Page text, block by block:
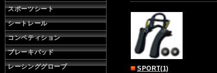
スポーツシート
シートレール
コンペティション
ブレーキパッド
レーシンググローブ
SPORT(1)